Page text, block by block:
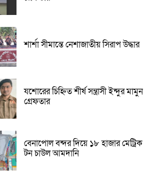
শার্শা সীমান্তে নেশাজাতীয় সিরাপ উদ্ধার
যশোরের চিহ্নিত শীর্ষ সন্ত্রাসী ইন্দুর মামুন
গ্রেফতার
বেনাপোল বন্দর দিয়ে ১৮ হাজার মেট্রিক
টন চাউল আমদানি